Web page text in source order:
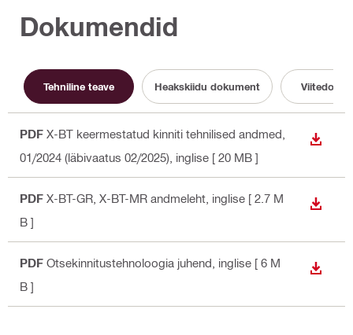
Dokumendid
Tehniline teave Heakskiidu dokument
PDF X-BT keermestatud kinniti tehnilised andmed,
01/2024 (läbivaatus 02/2025) , inglise [ 20 MB ]
PDF X-BT-GR, X-BT-MR andmeleht , inglise [ 2.7 M
B ]
PDF Otsekinnitustehnoloogia juhend , inglise [ 6 M
B ]